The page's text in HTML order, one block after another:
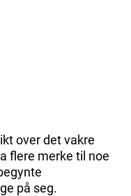
over det vakre
flere merke til noe
på seg.